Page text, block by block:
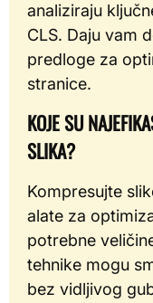
analiziraju
CLS. Daju vam
predloge za
stranice.
KOJE SU
SLIKA?
Kompresujte
alate za
potrebne
tehnike mogu
bez vidljivog